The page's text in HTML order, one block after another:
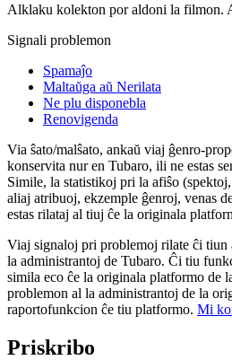
Alklaku kolekton por aldoni la filmon.
Signali problemon
Spamaĵo
Maltaŭga aŭ Nerilata
Ne plu disponebla
Renovigenda
Via ŝato/malŝato, ankaŭ viaj ĝenro-
konservita nur en Tubaro, ili ne estas
Simile, la statistikoj pri la afiŝo
aliaj atribuoj, ekzemple ĝenroj, venas
estas rilataj al tiuj ĉe la originala
Viaj signaloj pri problemoj rilate ĉi tiun
la administrantoj de Tubaro. Ĉi tiu
simila eco ĉe la originala platformo de
problemon al la administrantoj de la
raportofunkcion ĉe tiu platformo. Mi
Priskribo